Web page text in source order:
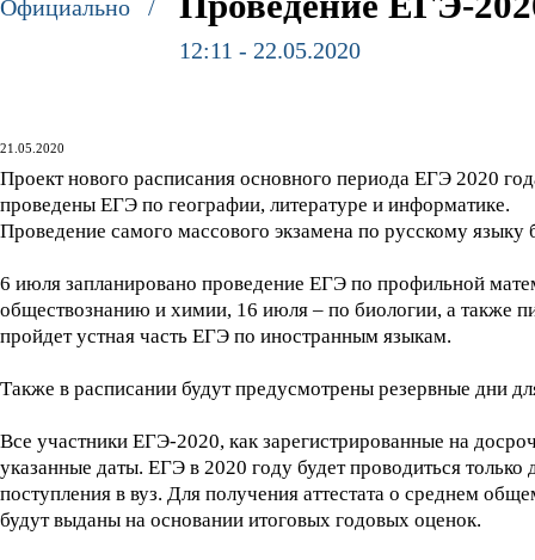
Официально /
12:11 - 22.05.2020
21.05.2020
Проект нового расписания основного периода ЕГЭ 2020
проведены ЕГЭ по географии, литературе и информатике.
Проведение самого массового экзамена по русскому
6 июля запланировано проведение ЕГЭ по профильной
обществознанию и химии, 16 июля – по биологии, а также
пройдет устная часть ЕГЭ по иностранным языкам.
Также в расписании будут предусмотрены резервные дни
Все участники ЕГЭ-2020, как зарегистрированные на
указанные даты. ЕГЭ в 2020 году будет проводиться
поступления в вуз. Для получения аттестата о среднем
будут выданы на основании итоговых годовых оценок.